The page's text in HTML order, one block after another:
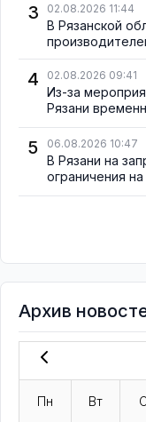
3 02.08.2026 11:44
В Рязанской
4 02.08.2026 09:41
Из-за
Рязани
5 06.08.2026 10:47
В Рязани на
ограничения
Архив
Пн Вт